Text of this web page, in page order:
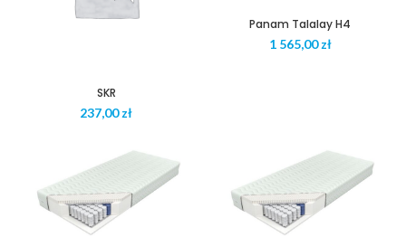
SKR
zł
Panam Talalay H4
zł